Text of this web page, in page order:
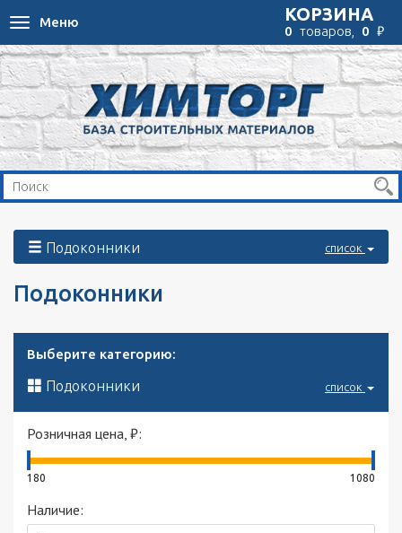
Toggle
navigation
Меню КОРЗИНА
0 товаров, 0 ₽
Подоконники список
Подоконники
Выберите категорию:
Подоконники список
Розничная цена, ₽:
180 1080
Наличие: